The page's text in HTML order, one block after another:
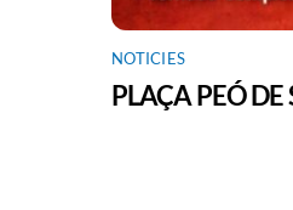
NOTICIES
PLAÇA PEÓ DE